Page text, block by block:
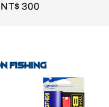
Regular
NT$ 300